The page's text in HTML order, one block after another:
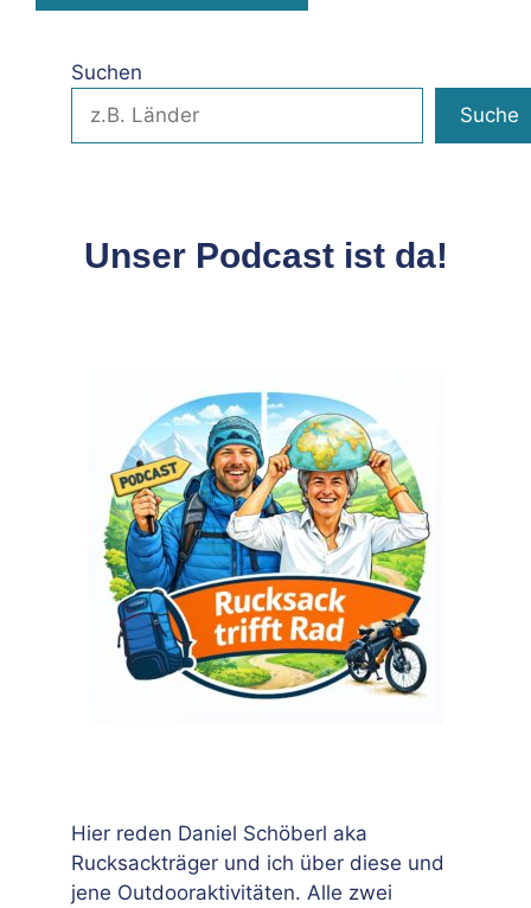
Suchen
Suche
Unser Podcast ist da!
Hier reden Daniel Schöberl aka
Rucksackträger und ich über diese und
jene Outdooraktivitäten. Alle zwei